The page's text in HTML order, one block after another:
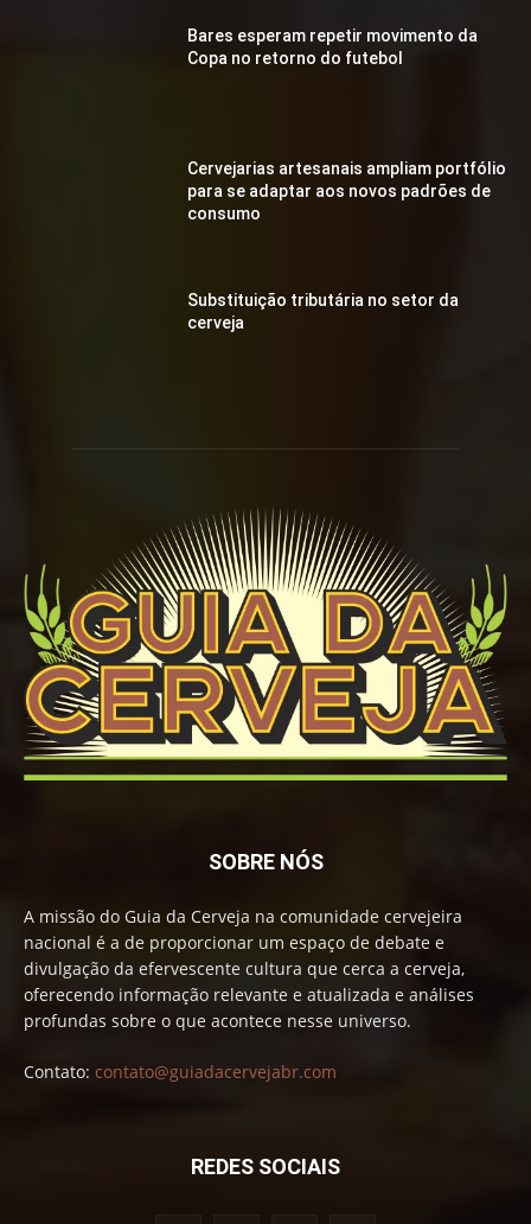
Bares esperam repetir movimento da
Copa no retorno do futebol
Cervejarias artesanais ampliam portfólio
para se adaptar aos novos padrões de
consumo
Substituição tributária no setor da
cerveja
SOBRE NÓS
A missão do Guia da Cerveja na comunidade cervejeira
nacional é a de proporcionar um espaço de debate e
divulgação da efervescente cultura que cerca a cerveja,
oferecendo informação relevante e atualizada e análises
profundas sobre o que acontece nesse universo.
Contato: contato@guiadacervejabr.com
REDES SOCIAIS